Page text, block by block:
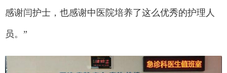
感谢闫护士，也感谢中医院培养了这么优秀的护理人
员。”